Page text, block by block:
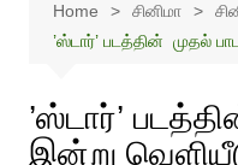
Home சினிமா
’ஸ்டார்’ படத்தின் முதல்
’ஸ்டார்’
இன்று